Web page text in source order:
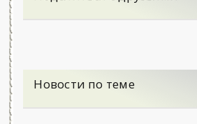
Новости по теме